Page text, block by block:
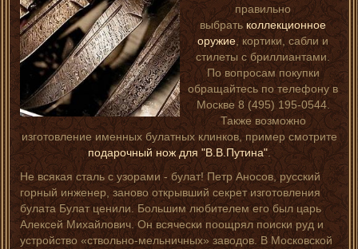
правильно
выбратьколлекционное
оружие, кортики, сабли и
стилеты с бриллиантами.
По вопросам покупки
обращайтесь по телефону в
Москве 8 (495) 195-0544.
Также возможно
изготовление именных булатных клинков, пример смотрите
подарочный нож для "В.В.Путина".
Не всякая сталь с узорами - булат! Петр Аносов, русский
горный инженер, заново открывший секрет изготовления
булата Булат ценили. Большим любителем его был царь
Алексей Михайлович. Он всячески поощрял поиски руд и
устройство «ствольно-мельничных» заводов. В Московской